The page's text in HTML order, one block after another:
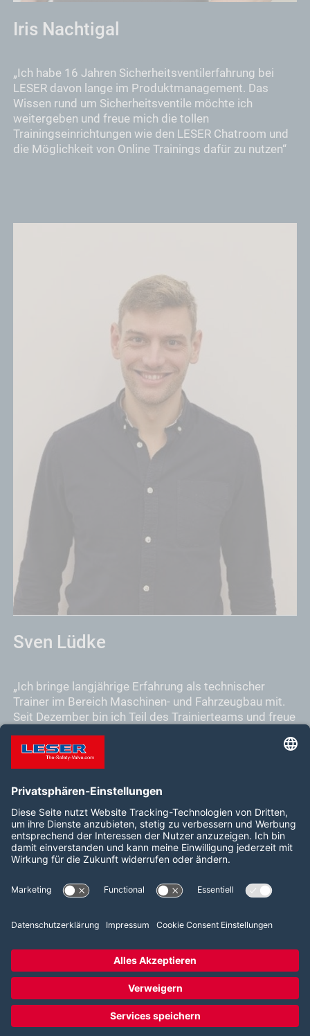
Iris Nachtigal
„Ich habe 16 Jahren Sicherheitsventilerfahrung bei
LESER davon lange im Produktmanagement. Das
Wissen rund um Sicherheitsventile möchte ich
weitergeben und freue mich die tollen
Trainingseinrichtungen wie den LESER Chatroom und
die Möglichkeit von Online Trainings dafür zu nutzen“
Sven Lüdke
„Ich bringe langjährige Erfahrung als technischer
Trainer im Bereich Maschinen- und Fahrzeugbau mit.
Seit Dezember bin ich Teil des Trainierteams und freue
Trainings durchzuführen. Mein Schwerpunkt ist der
Bereich Wartung.“
Folgen Sie uns auf:
LinkedIn YouTube
2026 LESER GmbH & Co. KG
Impressum
Cookie Consent Einstellungen